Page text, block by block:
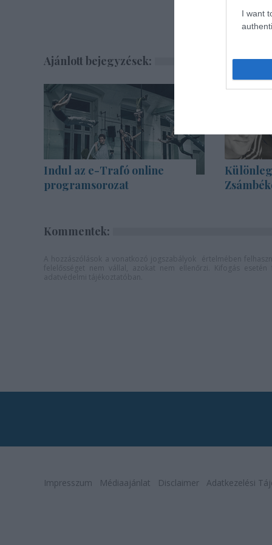
I want
Ajánlott bejegyzések:
Indul az e-Trafó online
programsorozat
Kommentek:
Impresszum Médiaajánlat Disclaimer Adatkezelési